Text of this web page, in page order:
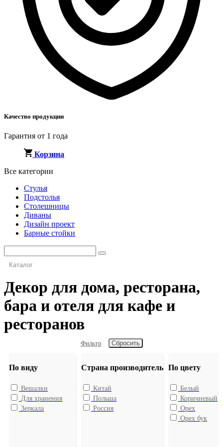
Качество продукции
Гарантия от 1 года
Корзина
Все категории
Стулья
Подстолья
Столешницы
Диваны
Дизайн проект
Барные стойки
Каталог
Декор для дома, ресторана,
бара и отеля для кафе и
ресторанов
Фильтр
По виду
Вешалки
Для хранения
Зеркала
Страна производитель
Китай
Польша
Россия
По цвету
Белый
Коричневый
Орех
Орех бук